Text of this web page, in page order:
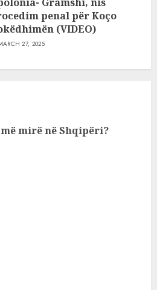
Gramshi, nis
penal për Koço
(VIDEO)
27, 2025
mirë në Shqipëri?